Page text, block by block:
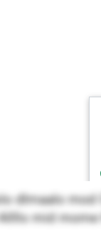
dlmaalo
mid mome